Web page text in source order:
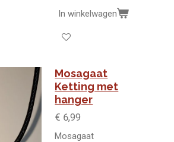
In winkelwagen
Mosagaat
Ketting met
hanger
€ 6,99
Mosagaat